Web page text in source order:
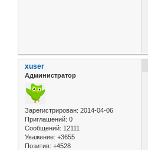
xuser
Администратор
Зарегистрирован: 2014-04-06
Приглашений: 0
Сообщений: 12111
Уважение: +3655
Позитив: +4528